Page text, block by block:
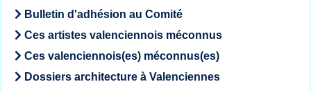
Bulletin d'adhésion au Comité
Ces artistes valenciennois méconnus
Ces valenciennois(es) méconnus(es)
Dossiers architecture à Valenciennes